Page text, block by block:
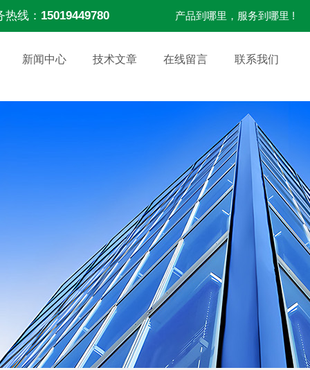
热线： 15019449780 产品到哪里，服务到哪里 !
新闻中心 技术文章 在线留言 联系我们